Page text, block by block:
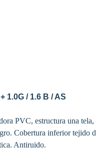
1.0G / 1.6 B / AS
PVC, estructura una
Cobertura inferior tejido
Antiruido.